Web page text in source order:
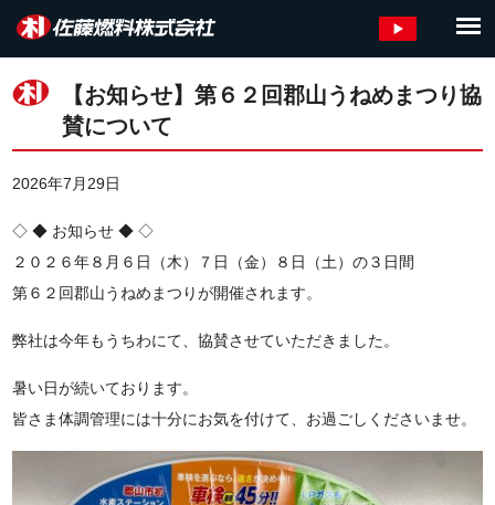
【お知らせ】第６２回郡山うねめまつり協
賛について
2026年7月29日
◇ ◆ お知らせ ◆ ◇
２０２６年８月６日（木）７日（金）８日（土）の３日間
第６２回郡山うねめまつりが開催されます。
弊社は今年もうちわにて、協賛させていただきました。
暑い日が続いております。
皆さま体調管理には十分にお気を付けて、お過ごしくださいませ。